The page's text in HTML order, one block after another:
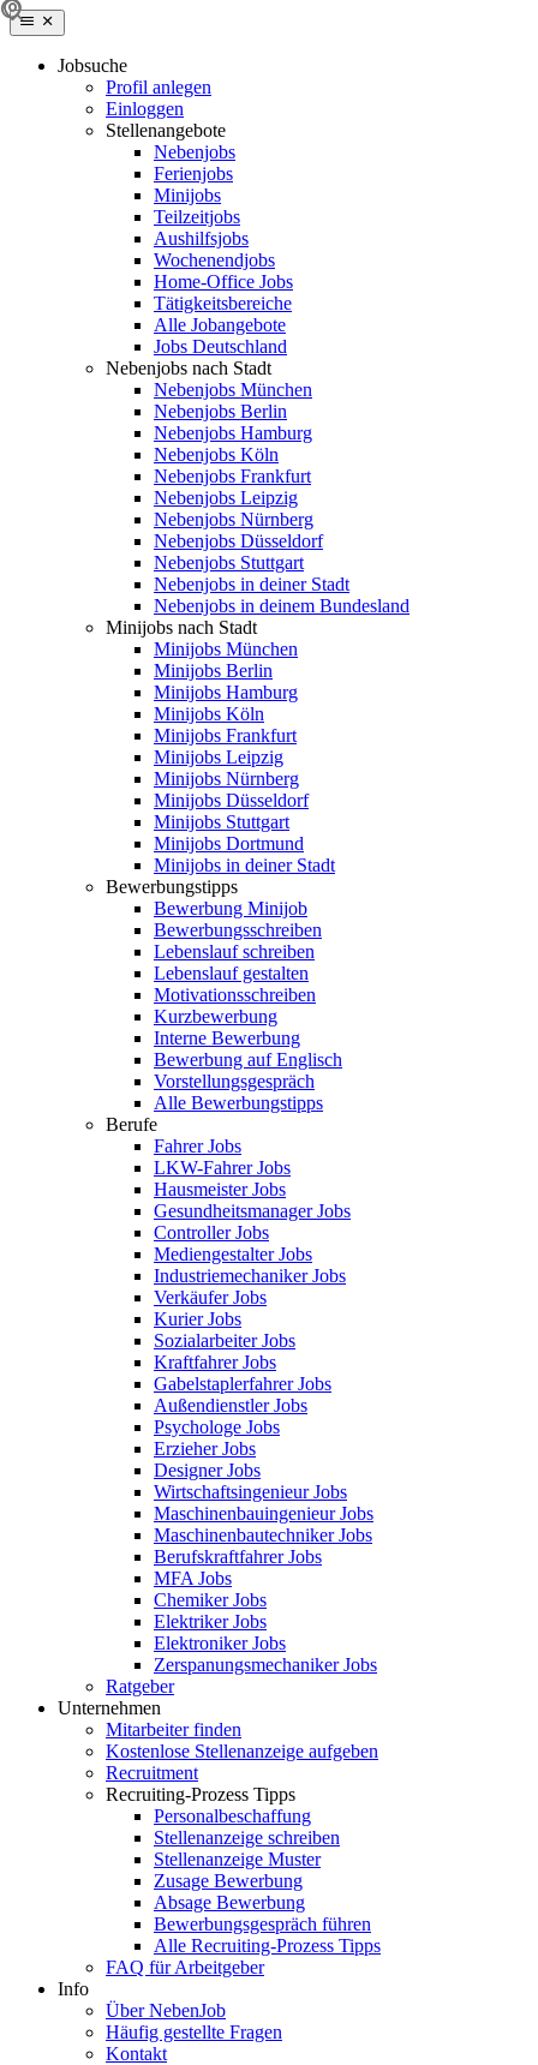
Jobsuche
Profil anlegen
Einloggen
Stellenangebote
Nebenjobs
Ferienjobs
Minijobs
Teilzeitjobs
Aushilfsjobs
Wochenendjobs
Home-Office Jobs
Tätigkeitsbereiche
Alle Jobangebote
Jobs Deutschland
Nebenjobs nach Stadt
Nebenjobs München
Nebenjobs Berlin
Nebenjobs Hamburg
Nebenjobs Köln
Nebenjobs Frankfurt
Nebenjobs Leipzig
Nebenjobs Nürnberg
Nebenjobs Düsseldorf
Nebenjobs Stuttgart
Nebenjobs in deiner Stadt
Nebenjobs in deinem Bundesland
Minijobs nach Stadt
Minijobs München
Minijobs Berlin
Minijobs Hamburg
Minijobs Köln
Minijobs Frankfurt
Minijobs Leipzig
Minijobs Nürnberg
Minijobs Düsseldorf
Minijobs Stuttgart
Minijobs Dortmund
Minijobs in deiner Stadt
Bewerbungstipps
Bewerbung Minijob
Bewerbungsschreiben
Lebenslauf schreiben
Lebenslauf gestalten
Motivationsschreiben
Kurzbewerbung
Interne Bewerbung
Bewerbung auf Englisch
Vorstellungsgespräch
Alle Bewerbungstipps
Berufe
Fahrer Jobs
LKW-Fahrer Jobs
Hausmeister Jobs
Gesundheitsmanager Jobs
Controller Jobs
Mediengestalter Jobs
Industriemechaniker Jobs
Verkäufer Jobs
Kurier Jobs
Sozialarbeiter Jobs
Kraftfahrer Jobs
Gabelstaplerfahrer Jobs
Außendienstler Jobs
Psychologe Jobs
Erzieher Jobs
Designer Jobs
Wirtschaftsingenieur Jobs
Maschinenbauingenieur Jobs
Maschinenbautechniker Jobs
Berufskraftfahrer Jobs
MFA Jobs
Chemiker Jobs
Elektriker Jobs
Elektroniker Jobs
Zerspanungsmechaniker Jobs
Ratgeber
Unternehmen
Mitarbeiter finden
Kostenlose Stellenanzeige aufgeben
Recruitment
Recruiting-Prozess Tipps
Personalbeschaffung
Stellenanzeige schreiben
Stellenanzeige Muster
Zusage Bewerbung
Absage Bewerbung
Bewerbungsgespräch führen
Alle Recruiting-Prozess Tipps
FAQ für Arbeitgeber
Info
Über NebenJob
Häufig gestellte Fragen
Kontakt